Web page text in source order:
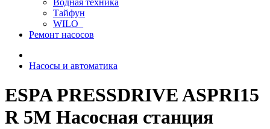
Водная техника
Тайфун
WILO_
Ремонт насосов
Насосы и автоматика
ESPA PRESSDRIVE ASPRI15
R 5M Насосная станция